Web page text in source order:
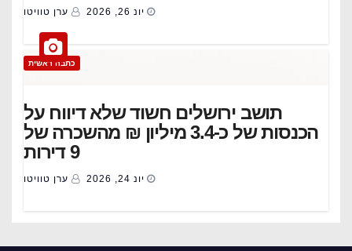
יונ 26, 2026 ערן טוויטו
כתבה ראשית
תושב ירושלים חשוד שלא דיווח על
הכנסות של כ-3.4 מיליון ₪ מהשכרה של
9 דירות
יונ 24, 2026 ערן טוויטו